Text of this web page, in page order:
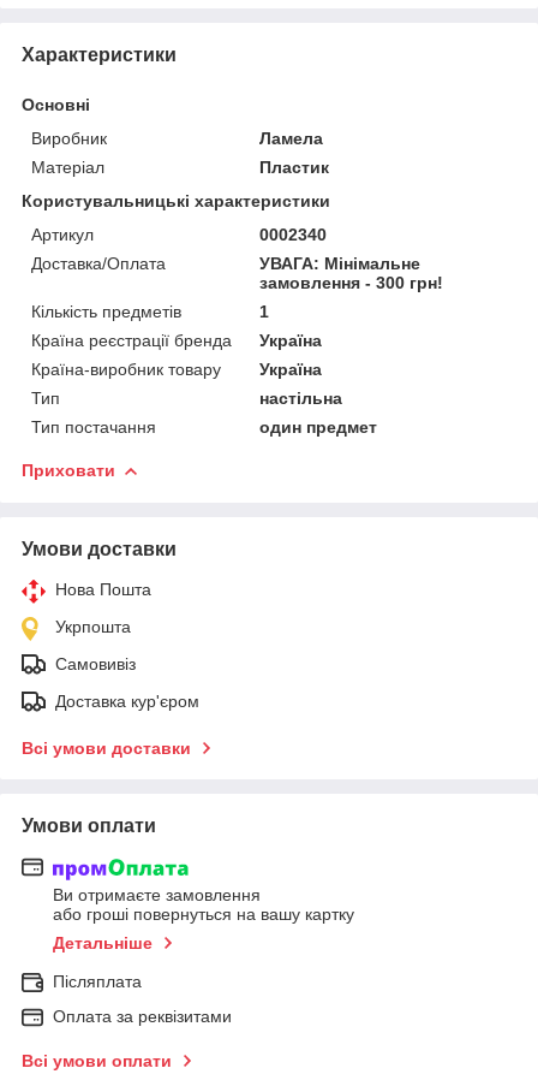
Характеристики
Основні
Виробник
Ламела
Матеріал
Пластик
Користувальницькі характеристики
Артикул
0002340
Доставка/Оплата
УВАГА: Мінімальне
замовлення - 300 грн!
Кількість предметів
1
Країна реєстрації бренда
Україна
Країна-виробник товару
Україна
Тип
настільна
Тип постачання
один предмет
Приховати
Умови доставки
Нова Пошта
Укрпошта
Самовивіз
Доставка кур'єром
Всі умови доставки
Умови оплати
Ви отримаєте замовлення
або гроші повернуться на вашу картку
Детальніше
Післяплата
Оплата за реквізитами
Всі умови оплати